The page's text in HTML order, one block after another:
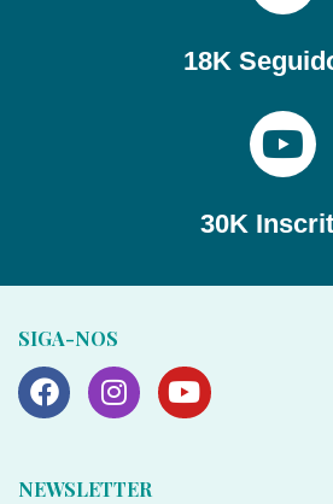
18K
30K
SIGA-NOS
NEWSLETTER